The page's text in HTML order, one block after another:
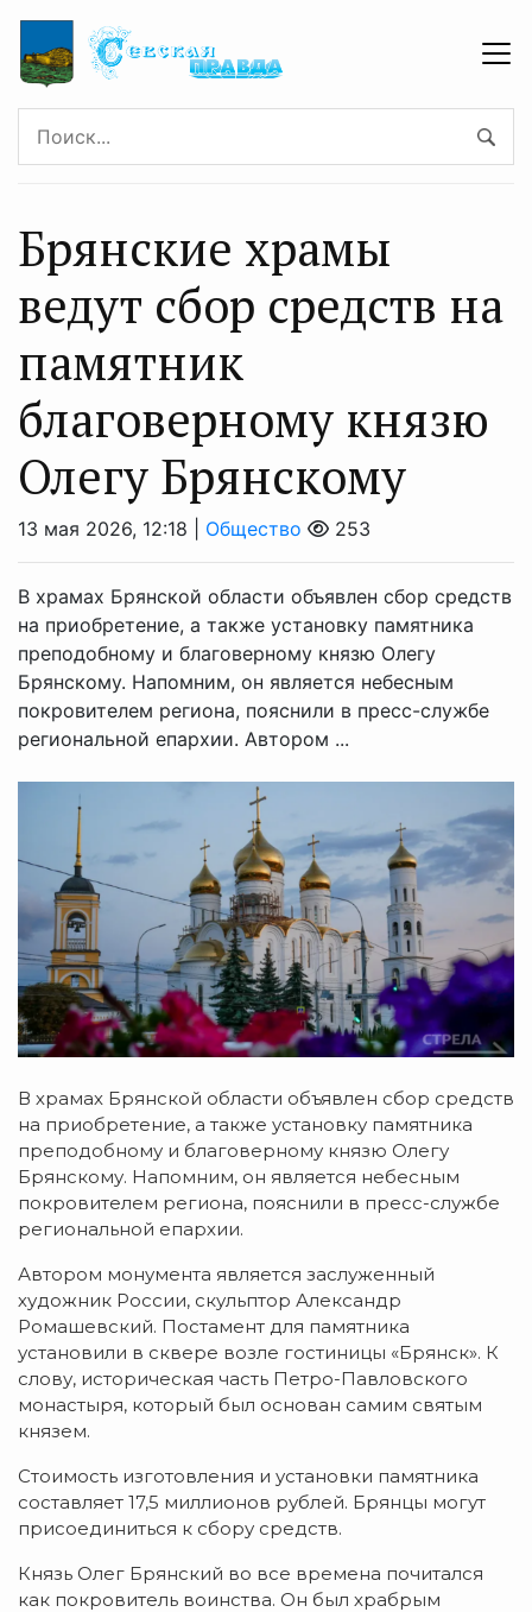
Брянские храмы
ведут сбор средств на
памятник
благоверному князю
Олегу Брянскому
13 мая 2026, 12:18 | Общество 253
В храмах Брянской области объявлен сбор средств
на приобретение, а также установку памятника
преподобному и благоверному князю Олегу
Брянскому. Напомним, он является небесным
покровителем региона, пояснили в пресс-службе
региональной епархии. Автором ...
В храмах Брянской области объявлен сбор средств
на приобретение, а также установку памятника
преподобному и благоверному князю Олегу
Брянскому. Напомним, он является небесным
покровителем региона, пояснили в пресс-службе
региональной епархии.
Автором монумента является заслуженный
художник России, скульптор Александр
Ромашевский. Постамент для памятника
установили в сквере возле гостиницы «Брянск». К
слову, историческая часть Петро-Павловского
монастыря, который был основан самим святым
князем.
Стоимость изготовления и установки памятника
составляет 17,5 миллионов рублей. Брянцы могут
присоединиться к сбору средств.
Князь Олег Брянский во все времена почитался
как покровитель воинства. Он был храбрым